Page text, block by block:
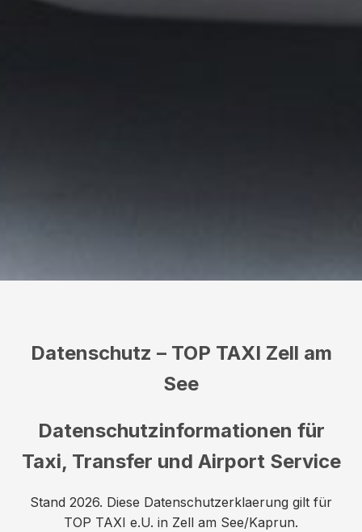
Datenschutz – TOP TAXI Zell am
See
Datenschutzinformationen für
Taxi, Transfer und Airport Service
Stand 2026. Diese Datenschutzerklaerung gilt für
TOP TAXI e.U. in Zell am See/Kaprun.